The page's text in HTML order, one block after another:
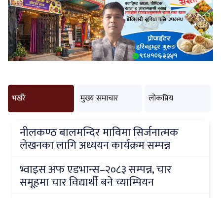
भर्खरै मुख्य समाचार लोकप्रिय
नीलकण्ठ बालमन्दिर माविमा सिर्जनात्मक
लेखनका लागि अध्ययन कार्यक्रम सम्पन्न
भ्वाइस अफ एडभान्स–२०८३ सम्पन्न, चार
समूहमा चार विद्यार्थी बने च्याम्पियन